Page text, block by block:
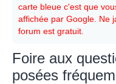
carte bleue c'est que
affichée par Google. Ne
forum est gratuit.
Foire aux
posées